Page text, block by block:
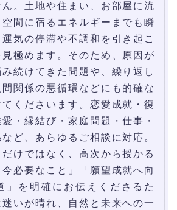
。土地や住まい、お部屋に流
間に宿るエネルギーまでも瞬
気の停滞や不調和を引き起こ
見極めます。そのため、原因が
続けてきた問題や、繰り返し
関係の悪循環などにも的確な
くださいます。恋愛成就・復
・縁結び・家庭問題・仕事・
ど、あらゆるご相談に対応。
けではなく、高次から授かる
必要なこと」「願望成就へ向
」を明確にお伝えくださるた
いが晴れ、自然と未来への一